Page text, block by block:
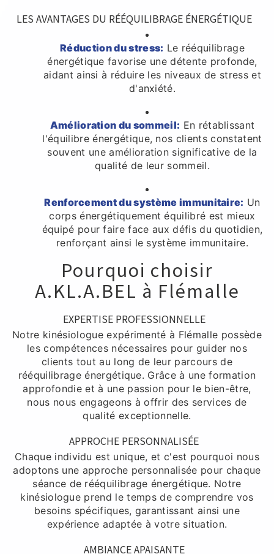
LES AVANTAGES DU RÉÉQUILIBRAGE ÉNERGÉTIQUE
Réduction du stress: Le rééquilibrage
énergétique favorise une détente profonde,
aidant ainsi à réduire les niveaux de stress et
d'anxiété.
Amélioration du sommeil: En rétablissant
l'équilibre énergétique, nos clients constatent
souvent une amélioration significative de la
qualité de leur sommeil.
Renforcement du système immunitaire: Un
corps énergétiquement équilibré est mieux
équipé pour faire face aux défis du quotidien,
renforçant ainsi le système immunitaire.
Pourquoi choisir
A.KL.A.BEL à Flémalle
EXPERTISE PROFESSIONNELLE
Notre kinésiologue expérimenté à Flémalle possède
les compétences nécessaires pour guider nos
clients tout au long de leur parcours de
rééquilibrage énergétique. Grâce à une formation
approfondie et à une passion pour le bien-être,
nous nous engageons à offrir des services de
qualité exceptionnelle.
APPROCHE PERSONNALISÉE
Chaque individu est unique, et c'est pourquoi nous
adoptons une approche personnalisée pour chaque
séance de rééquilibrage énergétique. Notre
kinésiologue prend le temps de comprendre vos
besoins spécifiques, garantissant ainsi une
expérience adaptée à votre situation.
AMBIANCE APAISANTE